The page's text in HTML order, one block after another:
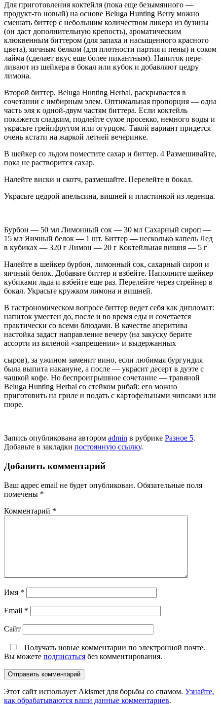
Для приготовления кок­тейля (пока еще безымян­ного —
продукт-то новый) на основе Beluga Hunting Berry можно
смешать бит­тер с небольшим количе­ством ликера из бузины
(он даст дополнительную крепость), ароматическим
клюквенным биттером (для запаха и насыщенного красного
цвета), яичным белком (для плотности партия и пены) и соком
лайма (сделает вкус еще более пикантным). Напиток пере­
ливают из шейкера в бокал или кубок и добавляют це­дру
лимона.
Второй биттер, Beluga Hunting Herbal, раскрыва­ется в
сочетании с имбир­ным элем. Оптимальная пропорция — одна
часть эля к одной-двум частям битте­ра. Если коктейль
покажет­ся сладким, подлейте сухое просекко, немного воды и
украсьте грейпфрутом или огурцом. Такой вариант придется
очень кстати на жаркой летней вечеринке.
В шейкер со льдом по­местите са­хар и биттер. 4 Разме­шивайте,
пока не рас­творится сахар.
Налейте виски и скотч, разме­шайте. Перелейте в бокал.
Украсьте цедрой апель­сина, вишней и пластинкой из леденца.
Бурбон — 50 мл Лимонный сок — 30 мл Сахарный сироп —
15 мл Яичный белок — 1 шт. Биттер — несколько капель Лед
в кубиках — 320 г Лимон — 20 г Коктейльная вишня — 5 г
Налейте в шейкер бурбон, лимонный сок, сахарный сироп и
яичный белок. Добавьте биттер и взбейте. Наполните шейкер
кубиками льда и взбейте еще раз. Перелейте через стрейнер в
бокал. Украсьте кружком лимона и вишней.
В гастрономическом вопросе биттер ведет себя как дипломат:
напиток уместен до, после и во время еды и сочетается
практически со всеми блюдами. В качестве апери­тива
настойка задаст направление ве­черу (на закуску берите
ассорти из вя­леной «запрещении» и выдержанных
сыров), за ужином заменит вино, если любимая бургундия
была выпита на­кануне, а после — украсит десерт в дуэ­те с
чашкой кофе. Но беспроигрышное сочетание — травяной
Beluga Hunting Herbal со стейком рибай: его можно
приготовить на гриле и подать с кар­тофельными чипсами или
пюре.
Запись опубликована автором admin в рубрике Разное 5.
Добавьте в закладки постоянную ссылку.
Добавить комментарий
Ваш адрес email не будет опубликован. Обязательные поля
помечены *
Комментарий *
Имя *
Email *
Сайт
Получать новые комментарии по электронной почте.
Вы можете подписаться без комментирования.
Этот сайт использует Akismet для борьбы со спамом. Узнайте,
как обрабатываются ваши данные комментариев.